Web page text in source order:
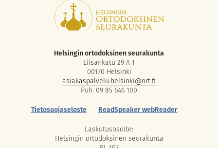
Helsingin ortodoksinen seurakunta
Liisankatu 29 A 1
00170 Helsinki
asiakaspalvelu.helsinki@ort.fi
Puh. 09 85 646 100
Tietosuojaseloste
ReadSpeaker webReader
Laskutusosoite:
Helsingin ortodoksinen seurakunta